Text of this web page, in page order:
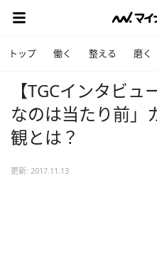
トップ 働く 整える 磨く
【TGCインタビ
なのは当たり前」
観とは？
更新: 2017.11.13